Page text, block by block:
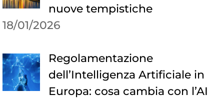
nuove tempistiche
18/01/2026
Regolamentazione
dell’Intelligenza Artificiale in
Europa: cosa cambia con l’AI